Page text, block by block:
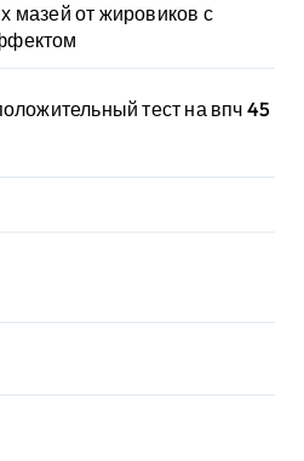
мазей от жировиков с
тест на впч 45